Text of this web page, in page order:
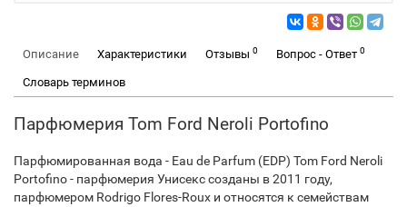
Описание Характеристики Отзывы 0 Вопрос - Ответ 0
Словарь терминов
Парфюмерия Tom Ford Neroli Portofino
Парфюмированная вода - Eau de Parfum (EDP) Tom Ford Neroli
Portofino - парфюмерия Унисекс созданы в 2011 году,
парфюмером Rodrigo Flores-Roux и относятся к семействам